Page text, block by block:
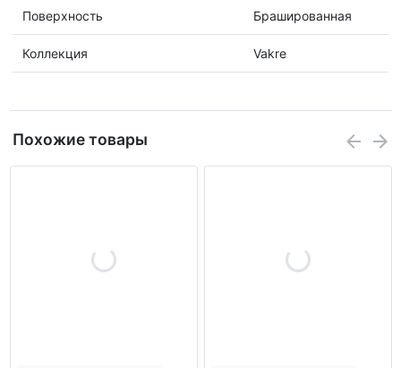
Поверхность Брашированная
Коллекция Vakre
Похожие товары